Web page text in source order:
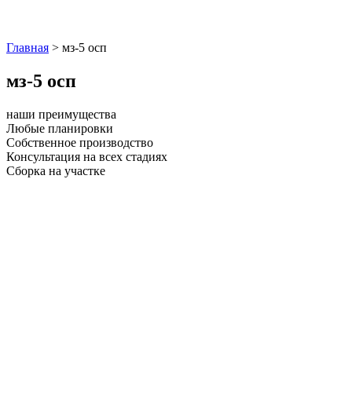
Главная > мз-5 осп
мз-5 осп
наши преимущества
Любые планировки
Собственное производство
Консультация на всех стадиях
Сборка на участке